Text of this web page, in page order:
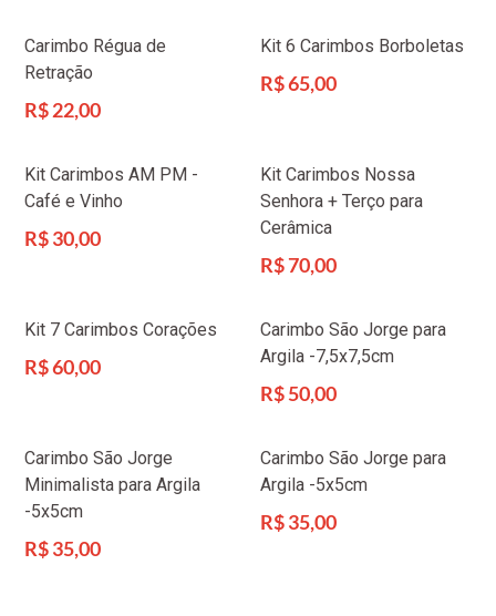
Carimbo Régua de
Retração
Preço
R$ 22,00
Kit 6 Carimbos Borboletas
Preço
R$ 65,00
Kit Carimbos AM PM -
Café e Vinho
Preço
R$ 30,00
Kit Carimbos Nossa
Senhora + Terço para
Cerâmica
Preço
R$ 70,00
Kit 7 Carimbos Corações
Preço
R$ 60,00
Carimbo São Jorge para
Argila -7,5x7,5cm
Preço
R$ 50,00
Carimbo São Jorge
Minimalista para Argila
-5x5cm
Preço
R$ 35,00
Carimbo São Jorge para
Argila -5x5cm
Preço
R$ 35,00